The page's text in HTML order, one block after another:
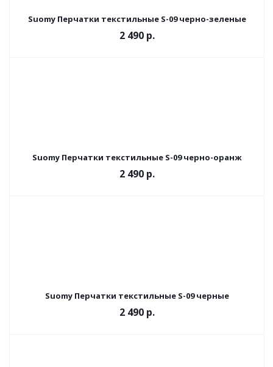
Suomy Перчатки текстильные S-09 черно-зеленые
2 490 р.
Suomy Перчатки текстильные S-09 черно-оранж
2 490 р.
Suomy Перчатки текстильные S-09 черные
2 490 р.